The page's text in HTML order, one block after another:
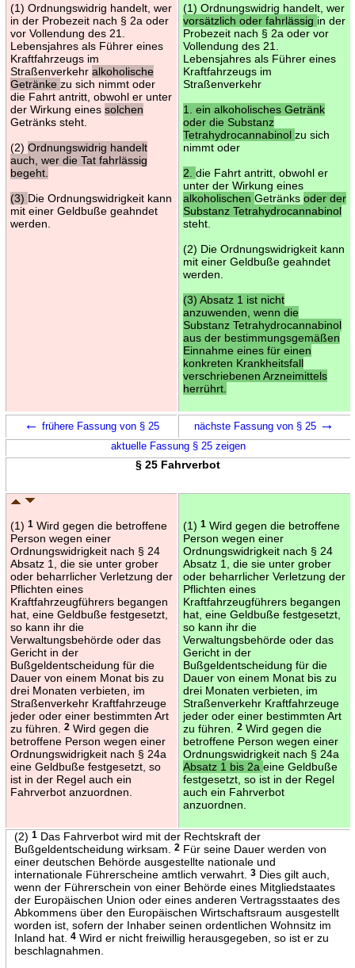
(1) Ordnungswidrig handelt, wer
in der Probezeit nach § 2a oder
vor Vollendung des 21.
Lebensjahres als Führer eines
Kraftfahrzeugs im
Straßenverkehr alkoholische
Getränke zu sich nimmt oder
die Fahrt antritt, obwohl er unter
der Wirkung eines solchen
Getränks steht.
(2) Ordnungswidrig handelt
auch, wer die Tat fahrlässig
begeht.
(3) Die Ordnungswidrigkeit kann
mit einer Geldbuße geahndet
werden.
(1) Ordnungswidrig handelt, wer
vorsätzlich oder fahrlässig in der
Probezeit nach § 2a oder vor
Vollendung des 21.
Lebensjahres als Führer eines
Kraftfahrzeugs im
Straßenverkehr
1. ein alkoholisches Getränk
oder die Substanz
Tetrahydrocannabinol zu sich
nimmt oder
2. die Fahrt antritt, obwohl er
unter der Wirkung eines
alkoholischen Getränks oder der
Substanz Tetrahydrocannabinol
steht.
(2) Die Ordnungswidrigkeit kann
mit einer Geldbuße geahndet
werden.
(3) Absatz 1 ist nicht
anzuwenden, wenn die
Substanz Tetrahydrocannabinol
aus der bestimmungsgemäßen
Einnahme eines für einen
konkreten Krankheitsfall
verschriebenen Arzneimittels
herrührt.
← frühere Fassung von § 25 nächste Fassung von § 25 →
aktuelle Fassung § 25 zeigen
§ 25 Fahrverbot
(1) 1Wird gegen die betroffene
Person wegen einer
Ordnungswidrigkeit nach § 24
Absatz 1, die sie unter grober
oder beharrlicher Verletzung der
Pflichten eines
Kraftfahrzeugführers begangen
hat, eine Geldbuße festgesetzt,
so kann ihr die
Verwaltungsbehörde oder das
Gericht in der
Bußgeldentscheidung für die
Dauer von einem Monat bis zu
drei Monaten verbieten, im
Straßenverkehr Kraftfahrzeuge
jeder oder einer bestimmten Art
zu führen.
2Wird gegen die
betroffene Person wegen einer
Ordnungswidrigkeit nach § 24a
eine Geldbuße festgesetzt, so
ist in der Regel auch ein
Fahrverbot anzuordnen.
(1) 1Wird gegen die betroffene
Person wegen einer
Ordnungswidrigkeit nach § 24
Absatz 1, die sie unter grober
oder beharrlicher Verletzung der
Pflichten eines
Kraftfahrzeugführers begangen
hat, eine Geldbuße festgesetzt,
so kann ihr die
Verwaltungsbehörde oder das
Gericht in der
Bußgeldentscheidung für die
Dauer von einem Monat bis zu
drei Monaten verbieten, im
Straßenverkehr Kraftfahrzeuge
jeder oder einer bestimmten Art
zu führen.
2Wird gegen die
betroffene Person wegen einer
Ordnungswidrigkeit nach § 24a
Absatz 1 bis 2a eine Geldbuße
festgesetzt, so ist in der Regel
auch ein Fahrverbot
anzuordnen.
(2) 1Das Fahrverbot wird mit der Rechtskraft der
Bußgeldentscheidung wirksam.
2Für seine Dauer werden von
einer deutschen Behörde ausgestellte nationale und
internationale Führerscheine amtlich verwahrt.
3Dies gilt auch,
wenn der Führerschein von einer Behörde eines Mitgliedstaates
der Europäischen Union oder eines anderen Vertragsstaates des
Abkommens über den Europäischen Wirtschaftsraum ausgestellt
worden ist, sofern der Inhaber seinen ordentlichen Wohnsitz im
Inland hat.
4Wird er nicht freiwillig herausgegeben, so ist er zu
beschlagnahmen.